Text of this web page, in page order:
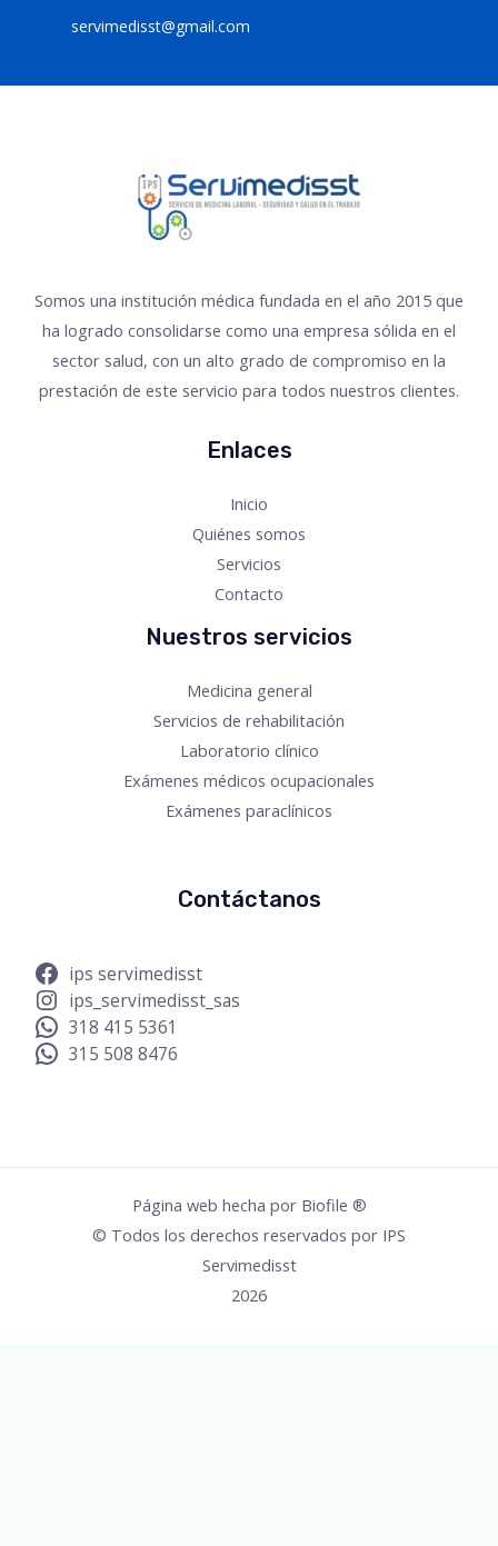
servimedisst@gmail.com
Somos una institución médica fundada en el año 2015 que
ha logrado consolidarse como una empresa sólida en el
sector salud, con un alto grado de compromiso en la
prestación de este servicio para todos nuestros clientes.
Enlaces
Inicio
Quiénes somos
Servicios
Contacto
Nuestros servicios
Medicina general
Servicios de rehabilitación
Laboratorio clínico
Exámenes médicos ocupacionales
Exámenes paraclínicos
Contáctanos
ips servimedisst
ips_servimedisst_sas
318 415 5361
315 508 8476
Página web hecha por Biofile ®
© Todos los derechos reservados por IPS
Servimedisst
2026